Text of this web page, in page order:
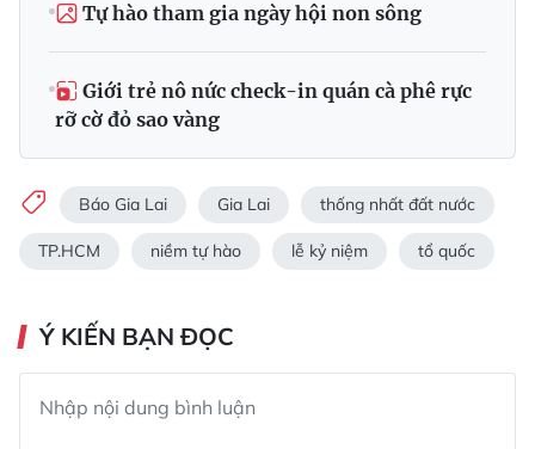
Tự hào tham gia ngày hội non sông
Giới trẻ nô nức check-in quán cà phê rực
rỡ cờ đỏ sao vàng
Báo Gia Lai Gia Lai thống nhất đất nước
TP.HCM niềm tự hào lễ kỷ niệm tổ quốc
Ý KIẾN BẠN ĐỌC